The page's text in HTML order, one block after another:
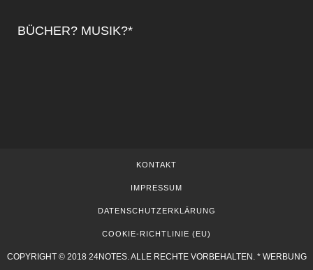
BÜCHER? MUSIK?*
KONTAKT
IMPRESSUM
DATENSCHUTZERKLÄRUNG
COOKIE-RICHTLINIE (EU)
COPYRIGHT © 2018 24NOTES. ALLE RECHTE VORBEHALTEN. * WERBUNG